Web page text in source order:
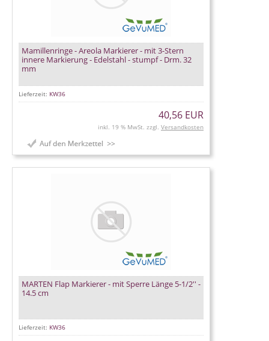
Mamillenringe - Areola Markierer - mit 3-Stern
innere Markierung - Edelstahl - stumpf - Drm. 32
mm
Lieferzeit: KW36
40,56 EUR
inkl. 19 % MwSt. zzgl. Versandkosten
MARTEN Flap Markierer - mit Sperre Länge 5-1/2'' -
14.5 cm
Lieferzeit: KW36